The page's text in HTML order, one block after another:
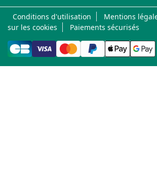
Conditions d'utilisation Mentions
sur les cookies
Paiements sécurisés